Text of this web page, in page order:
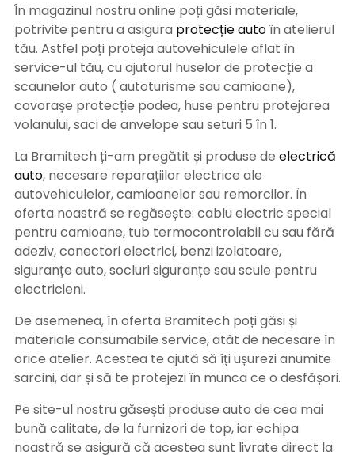
În magazinul nostru online poți găsi materiale,
potrivite pentru a asigura protecție autoîn atelierul
tău. Astfel poți proteja autovehiculele aflat în
service-ul tău, cu ajutorul huselor de protecție a
scaunelor auto ( autoturisme sau camioane),
covorașe protecție podea, huse pentru protejarea
volanului, saci de anvelope sau seturi 5 în 1.
La Bramitech ți-am pregătit și produse de electrică
auto, necesare reparațiilor electrice ale
autovehiculelor, camioanelor sau remorcilor. În
oferta noastră se regăsește: cablu electric special
pentru camioane, tub termocontrolabil cu sau fără
adeziv, conectori electrici, benzi izolatoare,
siguranțe auto, socluri siguranțe sau scule pentru
electricieni.
De asemenea, în oferta Bramitech poți găsi și
materiale consumabile service, atât de necesare în
orice atelier. Acestea te ajută să îți ușurezi anumite
sarcini, dar și să te protejezi în munca ce o desfășori.
Pe site-ul nostru găsești produse auto de cea mai
bună calitate, de la furnizori de top, iar echipa
noastră se asigură că acestea sunt livrate direct la